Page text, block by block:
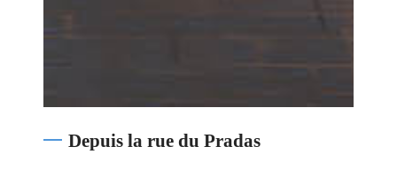
Depuis la rue du Pradas